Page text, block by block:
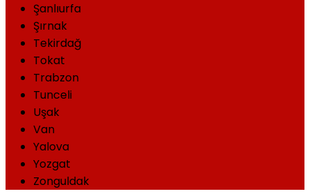
Şanlıurfa
Şırnak
Tekirdağ
Tokat
Trabzon
Tunceli
Uşak
Van
Yalova
Yozgat
Zonguldak